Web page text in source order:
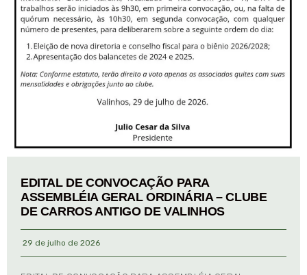
EDITAL DE CONVOCAÇÃO PARA
ASSEMBLÉIA GERAL ORDINÁRIA – CLUBE
DE CARROS ANTIGO DE VALINHOS
29 de julho de 2026